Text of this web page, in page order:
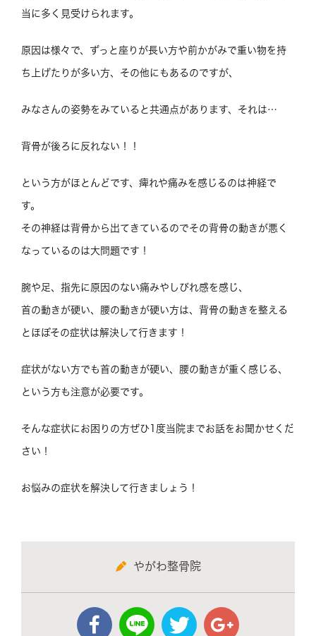
当に多く見受けられます。
原因は様々で、ずっと座りが長い方や前かがみで重い物を持
ち上げたりが多い方、その他にもあるのですが、
みなさんの姿勢をみていると共通点があります、それは…
背骨が後ろに反れない！！
という方がほとんどです、痺れや痛みを感じるのは神経で
す。
その神経は背骨から出てきているのでその背骨の動きが悪く
なっているのは大問題です！
腕や足、指先に原因のない痛みやしびれ感を感じ、
首の動きが硬い、腰の動きが硬い方は、背骨の動きを整える
とほぼその症状は解決して行きます！
症状がない方でも首の動きが硬い、腰の動きが重く感じる、
という方も注意が必要です。
そんな症状にお困りの方ぜひ1度当院までお話をお聞かせくだ
さい！
お悩みの症状を解決して行きましょう！
やがわ整骨院